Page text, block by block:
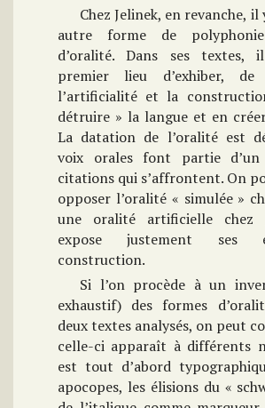
Chez Jelinek, en revanche,
autre forme de
d’oralité. Dans ses textes,
premier lieu d’exhiber, de
l’artificialité et la
détruire » la langue et en
La datation de l’oralité est
voix orales font partie d’un
citations qui s’affrontent. On
opposer l’oralité « simulée »
une oralité artificielle chez
expose justement ses
construction.
Si l’on procède à un
exhaustif) des formes
deux textes analysés, on peut
celle-ci apparaît à différents
est tout d’abord
apocopes, les élisions du «